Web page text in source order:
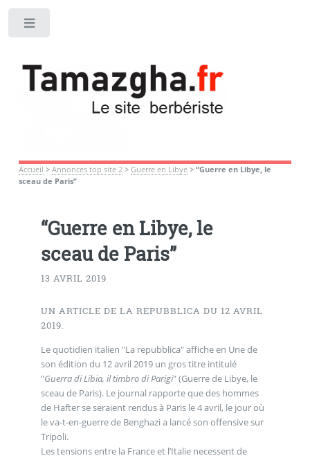
Accueil > Annonces top site 2> Guerre en Libye> “Guerre en Libye, le
sceau de Paris”
“Guerre en Libye, le
sceau de Paris”
13 AVRIL 2019
UN ARTICLE DE LA REPUBBLICA DU 12 AVRIL
2019.
Le quotidien italien "La repubblica" affiche en Une de
son édition du 12 avril 2019 un gros titre intitulé
"Guerra di Libia, il timbro di Parigi" (Guerre de Libye, le
sceau de Paris). Le journal rapporte que des hommes
de Hafter se seraient rendus à Paris le 4 avril, le jour où
le va-t-en-guerre de Benghazi a lancé son offensive sur
Tripoli.
Les tensions entre la France et l’Italie necessent de